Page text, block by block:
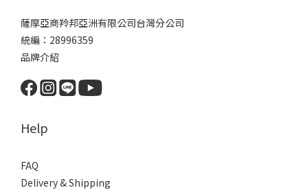
薩摩亞商羚邦亞洲有限公司台灣分公司
統編：28996359
品牌介紹
Help
FAQ
Delivery & Shipping